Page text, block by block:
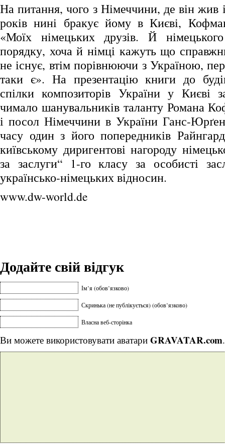
На питання, чого з Німеччини, де він жив
років нині бракує йому в Києві,
«Моїх німецьких друзів. Й
порядку, хоча й німці кажуть що
не існує, втім порівнюючи з Україною,
таки є». На презентацію книги до
спілки композиторів України у Києві
чимало шанувальників таланту Романа
і посол Німеччини в України Ганс-
часу один з його попередників
київському диригентові нагороду
за заслуги“ 1-го класу за особисті
українсько-німецьких відносин.
www.dw-world.de
Додайте свій відгук
Ім’я (обов’язково)
Скринька (не публікується) (обов’язково)
Власна веб-сторінка
Ви можете використовувати аватари GRAVATAR.com.